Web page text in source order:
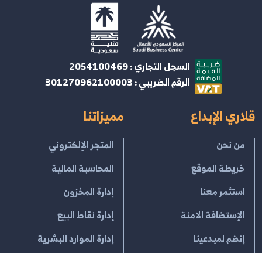
السجل التجاري : 2054100469
الرقم الضريبي : 301270962100003
قلاري الإبداع
من نحن
خريطة الموقع
استثمر معنا
الإستضافة الامنة
إنضم لمبدعينا
مميزاتنا
المتجر الإلكتروني
المحاسبة المالية
إدارة المخزون
إدارة نقاط البيع
إدارة الموارد البشرية